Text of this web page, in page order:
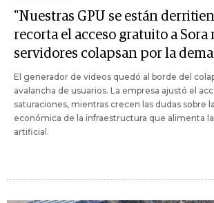
"Nuestras GPU se están
recorta el acceso gratuito a Sora
servidores colapsan por la
El generador de videos quedó al borde del
avalancha de usuarios. La empresa ajustó el
saturaciones, mientras crecen las dudas sobre
económica de la infraestructura que alimenta
artificial.